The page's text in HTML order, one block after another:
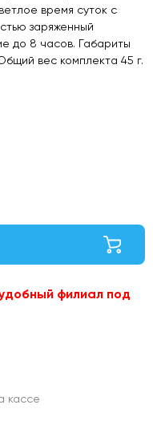
время суток с
заряженный
до 8 часов. Габариты
вес комплекта 45 г.
филиал под
кассе